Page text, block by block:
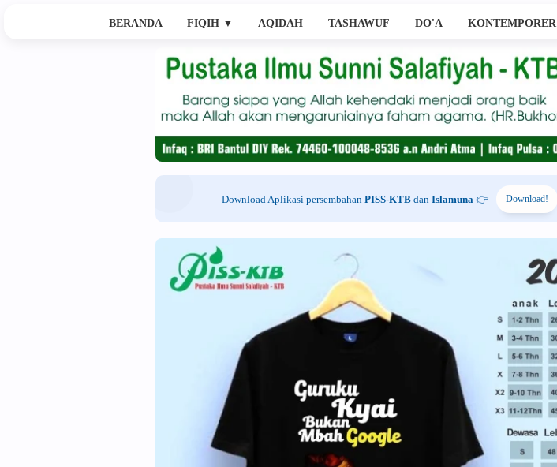
BERANDA FIQIH ▼ AQIDAH TASHAWUF DO'A KONTEMPORER
Download Aplikasi persembahan PISS-KTBdan Islamuna 👉 Download!